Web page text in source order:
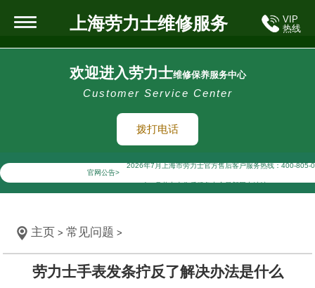
上海劳力士维修服务
VIP
热线
欢迎进入劳力士维修保养服务中心
Customer Service Center
拨打电话
官网公告>
2026年7月劳力士上海市售后服务网络优化升级公告
2026年7月上海市劳力士官方售后客户服务热线：400-805-
2026年7月劳力士售后服务中心最新网点地址：
上海市徐汇区虹桥路3号港汇中心2座37层3705室劳力士售
主页 >常见问题 >
劳力士手表发条拧反了解决办法是什么